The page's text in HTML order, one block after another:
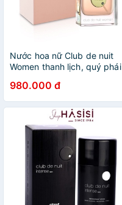
Nước hoa nữ Club de nuit
Women thanh lịch, quý phái
980.000 đ